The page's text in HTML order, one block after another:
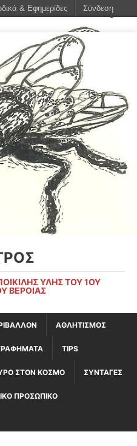
ΎΛΗΣ ΤΟΥ 1ΟΥ
ΒΈΡΟΙΑΣ
ΑΘΛΗΤΙΣΜΟΣ
TIPS
ΣΤΟΝ ΚΟΣΜΟ ΣΥΝΤΑΓΕΣ
ΠΡΟΣΩΠΙΚΟ
& Εφημερίδες Σύνδεση